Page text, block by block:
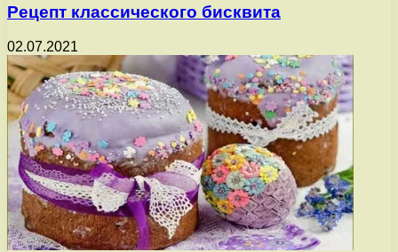
Рецепт классического бисквита
02.07.2021